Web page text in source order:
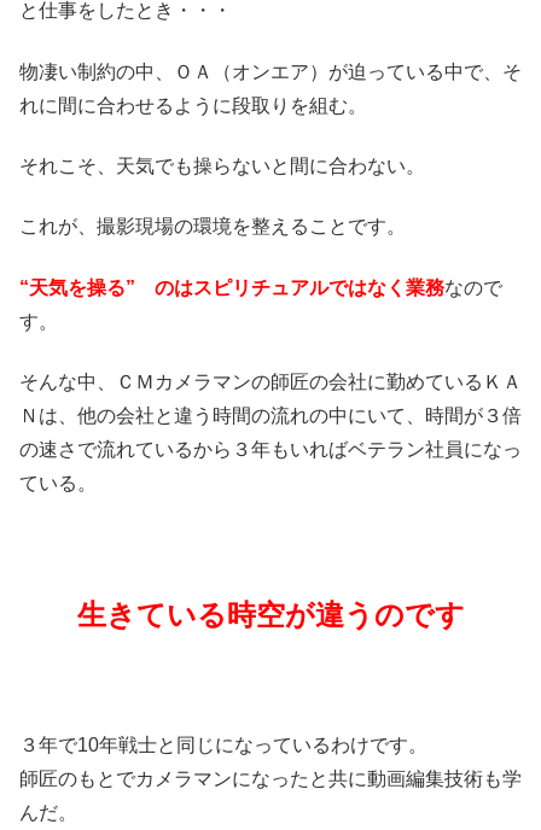
と仕事をしたとき・・・
物凄い制約の中、ＯＡ（オンエア）が迫っている中で、そ
れに間に合わせるように段取りを組む。
それこそ、天気でも操らないと間に合わない。
これが、撮影現場の環境を整えることです。
“天気を操る” のはスピリチュアルではなく業務なので
す。
そんな中、ＣＭカメラマンの師匠の会社に勤めているＫＡ
Ｎは、他の会社と違う時間の流れの中にいて、時間が３倍
の速さで流れているから３年もいればベテラン社員になっ
ている。
生きている時空が違うのです
３年で10年戦士と同じになっているわけです。
師匠のもとでカメラマンになったと共に動画編集技術も学
んだ。